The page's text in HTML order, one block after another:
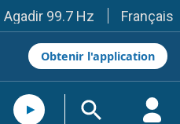
Agadir 99.7 Hz
103.3 Hz
Tétouan 87.8 Hz
Fès 98.8 Hz
97.2 Hz
El Jadida 97.3
Settat 104,6
Français
Obtenir l'application